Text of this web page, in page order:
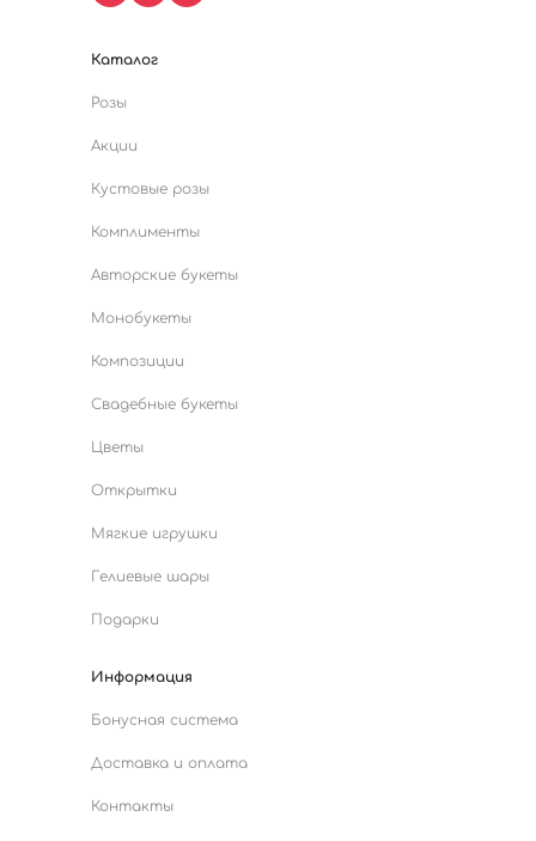
Каталог
Розы
Акции
Кустовые розы
Комплименты
Авторские букеты
Монобукеты
Композиции
Свадебные букеты
Цветы
Открытки
Мягкие игрушки
Гелиевые шары
Подарки
Информация
Бонусная система
Доставка и оплата
Контакты